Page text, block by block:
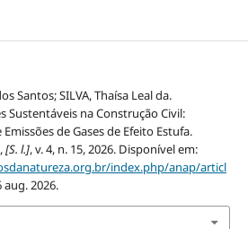
Santos; SILVA, Thaísa Leal da.
Sustentáveis na Construção Civil:
de Gases de Efeito Estufa.
,[S. l.], v. 4, n. 15, 2026. Disponível em:
index.php/anap/articl
aug. 2026.